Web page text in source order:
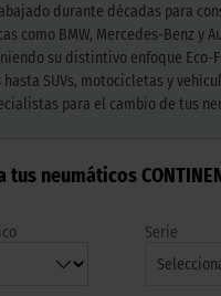
durante décadas para
como BMW, Mercedes-Benz
su distintivo enfoque Eco-
hasta SUVs, motocicletas y
para el cambio de tus
tus neumáticos
Serie